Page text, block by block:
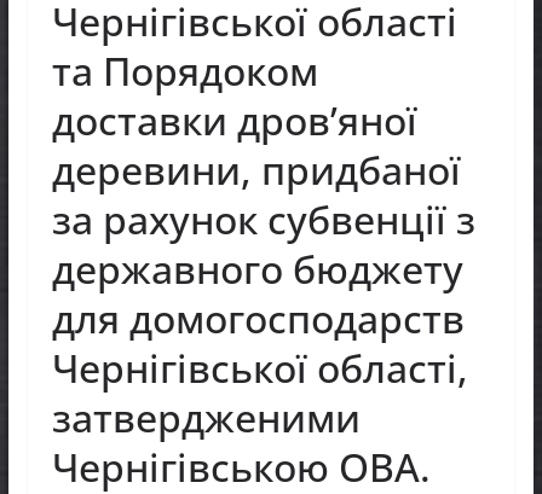
Чернігівської області
та Порядоком
доставки дров’яної
деревини, придбаної
за рахунок субвенції з
державного бюджету
для домогосподарств
Чернігівської області,
затвердженими
Чернігівською ОВА.